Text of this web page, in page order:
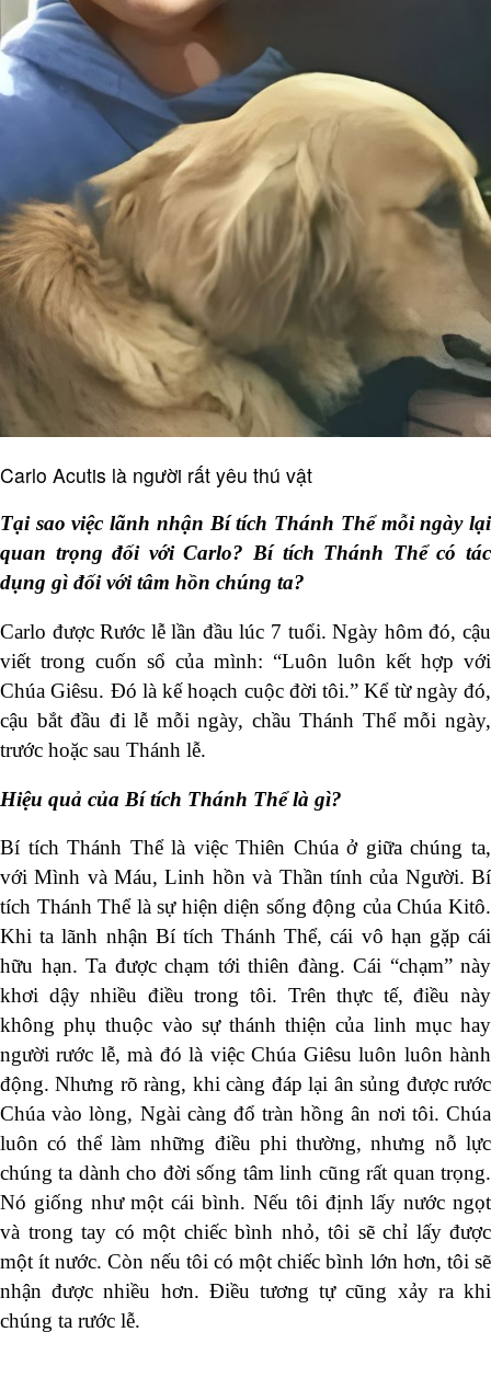
Carlo Acutis là người rất yêu thú vật
Tại sao việc lãnh nhận Bí tích Thánh Thể mỗi ngày lại
quan trọng đối với Carlo? Bí tích Thánh Thể có tác
dụng gì đối với tâm hồn chúng ta?
Carlo được Rước lễ lần đầu lúc 7 tuổi. Ngày hôm đó, cậu
viết trong cuốn sổ của mình: “Luôn luôn kết hợp với
Chúa Giêsu. Đó là kế hoạch cuộc đời tôi.” Kể từ ngày đó,
cậu bắt đầu đi lễ mỗi ngày, chầu Thánh Thể mỗi ngày,
trước hoặc sau Thánh lễ.
Hiệu quả của Bí tích Thánh Thể là gì?
Bí tích Thánh Thể là việc Thiên Chúa ở giữa chúng ta,
với Mình và Máu, Linh hồn và Thần tính của Người. Bí
tích Thánh Thể là sự hiện diện sống động của Chúa Kitô.
Khi ta lãnh nhận Bí tích Thánh Thể, cái vô hạn gặp cái
hữu hạn. Ta được chạm tới thiên đàng. Cái “chạm” này
khơi dậy nhiều điều trong tôi. Trên thực tế, điều này
không phụ thuộc vào sự thánh thiện của linh mục hay
người rước lễ, mà đó là việc Chúa Giêsu luôn luôn hành
động. Nhưng rõ ràng, khi càng đáp lại ân sủng được rước
Chúa vào lòng, Ngài càng đổ tràn hồng ân nơi tôi. Chúa
luôn có thể làm những điều phi thường, nhưng nỗ lực
chúng ta dành cho đời sống tâm linh cũng rất quan trọng.
Nó giống như một cái bình. Nếu tôi định lấy nước ngọt
và trong tay có một chiếc bình nhỏ, tôi sẽ chỉ lấy được
một ít nước. Còn nếu tôi có một chiếc bình lớn hơn, tôi sẽ
nhận được nhiều hơn. Điều tương tự cũng xảy ra khi
chúng ta rước lễ.